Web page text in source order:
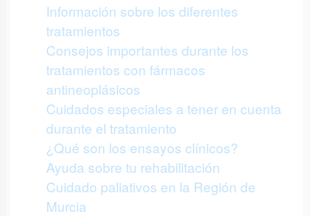
Información sobre los diferentes
tratamientos
Consejos importantes durante los
tratamientos con fármacos
antineoplásicos
Cuidados especiales a tener en cuenta
durante el tratamiento
¿Qué son los ensayos clínicos?
Ayuda sobre tu rehabilitación
Cuidado paliativos en la Región de
Murcia